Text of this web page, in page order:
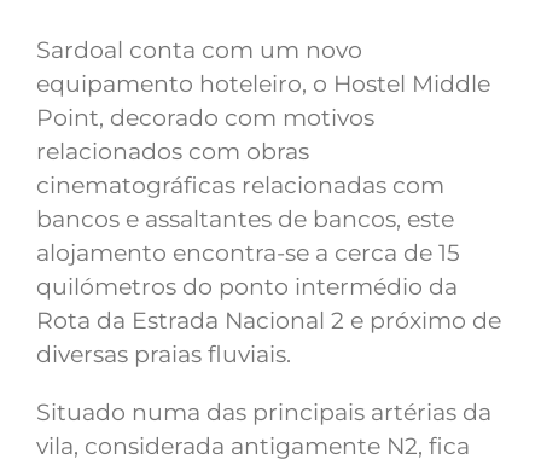
Sardoal conta com um novo
equipamento hoteleiro, o Hostel Middle
Point, decorado com motivos
relacionados com obras
cinematográficas relacionadas com
bancos e assaltantes de bancos, este
alojamento encontra-se a cerca de 15
quilómetros do ponto intermédio da
Rota da Estrada Nacional 2 e próximo de
diversas praias fluviais.
Situado numa das principais artérias da
vila, considerada antigamente N2, fica